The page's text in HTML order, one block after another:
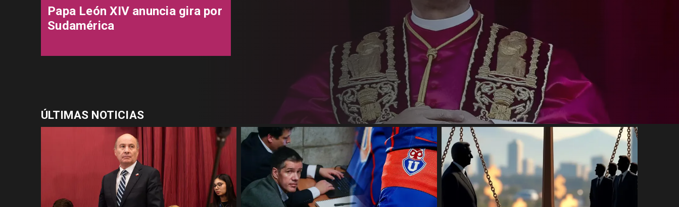
Papa León XIV anuncia gira por
Sudamérica
ÚLTIMAS NOTICIAS